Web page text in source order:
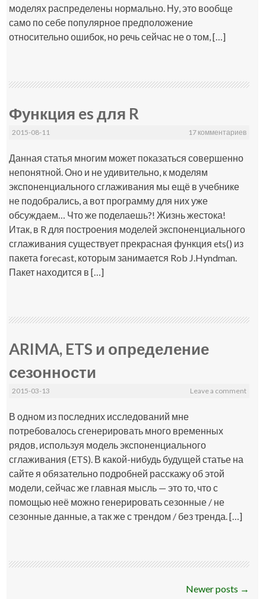
моделях распределены нормально. Ну, это вообще
само по себе популярное предположение
относительно ошибок, но речь сейчас не о том, […]
Функция es для R
2015-08-11 17 комментариев
Данная статья многим может показаться совершенно
непонятной. Оно и не удивительно, к моделям
экспоненциального сглаживания мы ещё в учебнике
не подобрались, а вот программу для них уже
обсуждаем… Что же поделаешь?! Жизнь жестока!
Итак, в R для построения моделей экспоненциального
сглаживания существует прекрасная функция ets() из
пакета forecast, которым занимается Rob J.Hyndman.
Пакет находится в […]
ARIMA, ETS и определение
сезонности
2015-03-13 Leave a comment
В одном из последних исследований мне
потребовалось сгенерировать много временных
рядов, используя модель экспоненциального
сглаживания (ETS). В какой-нибудь будущей статье на
сайте я обязательно подробней расскажу об этой
модели, сейчас же главная мысль — это то, что с
помощью неё можно генерировать сезонные / не
сезонные данные, а так же с трендом / без тренда. […]
Newer posts →